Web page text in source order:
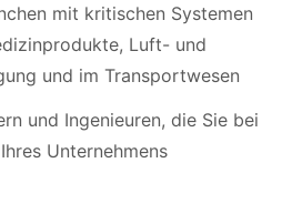
mit kritischen Systemen
Luft- und
und im Transportwesen
und Ingenieuren, die Sie bei
Unternehmens